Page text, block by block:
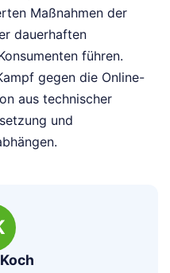
Maßnahmen der
dauerhaften
führen.
gegen die Online-
aus technischer
und